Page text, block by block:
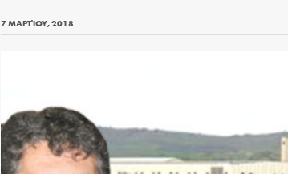
7 ΜΑΡΤΊΟΥ, 2018